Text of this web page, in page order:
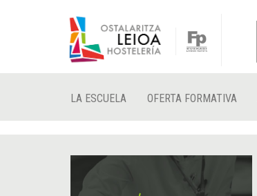
LA ESCUELA OFERTA FORMATIVA